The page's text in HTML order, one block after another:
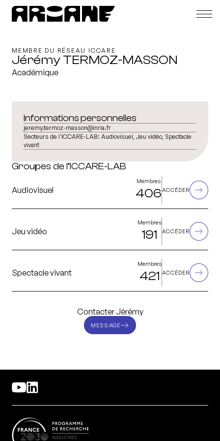
MEMBRE DU RÉSEAU ICCARE
Jérémy TERMOZ-MASSON
Académique
Informations personnelles
jeremy.termoz-masson@inria.fr
Secteurs de l'ICCARE-LAB: Audiovisuel, Jeu vidéo, Spectacle
vivant
Groupes de l’ICCARE-LAB
Audiovisuel
Membres
406ACCÉDER
Jeu vidéo
Membres
191 ACCÉDER
Spectacle vivant
Membres
421 ACCÉDER
Contacter Jérémy
MESSAGE